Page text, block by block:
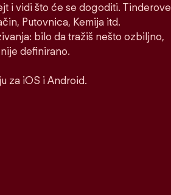
i vidi što će se dogoditi. Tinderove
Putovnica, Kemija itd.
bilo da tražiš nešto ozbiljno,
definirano.
za iOS i Android.